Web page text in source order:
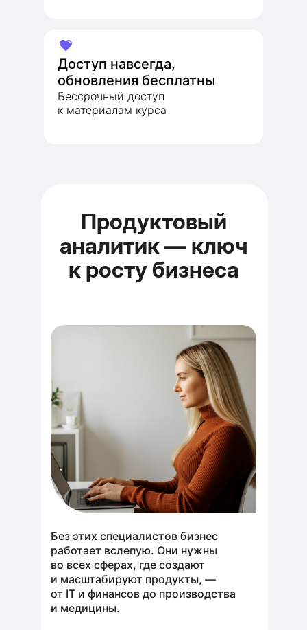
Доступ навсегда,
обновления бесплатны
Бессрочный доступ
к материалам курса
Продуктовый
аналитик — ключ
к росту бизнеса
Без этих специалистов бизнес
работает вслепую. Они нужны
во всех сферах, где создают
и масштабируют продукты, —
от IT и финансов до производства
и медицины.